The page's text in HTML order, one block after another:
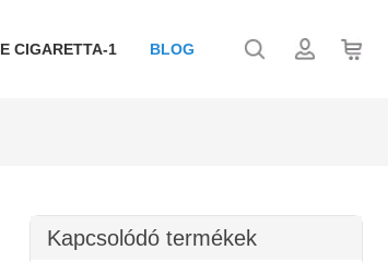
E CIGARETTA-1 BLOG
Kapcsolódó termékek